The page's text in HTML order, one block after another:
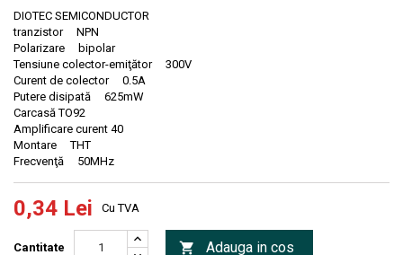
DIOTEC SEMICONDUCTOR
tranzistor NPN
Polarizare bipolar
Tensiune colector-emiţător 300V
Curent de colector 0.5A
Putere disipată 625mW
Carcasă TO92
Amplificare curent 40
Montare THT
Frecvenţă 50MHz
0,34 Lei Cu TVA
Cantitate  Adauga in cos